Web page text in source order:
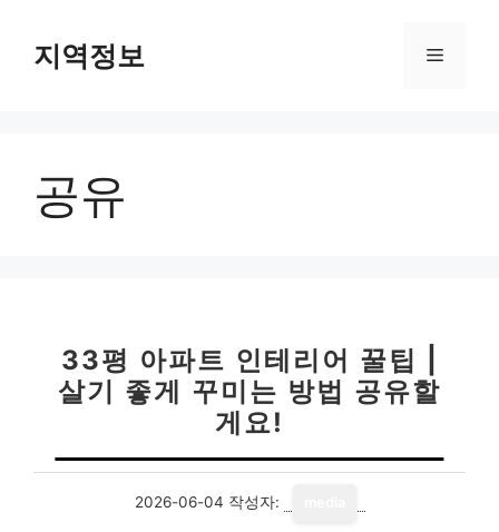
지역정보 메
공유
33평 아파트 인테리어 꿀팁 |
살기 좋게 꾸미는 방법 공유할
게요!
2026-06-04 작성자: